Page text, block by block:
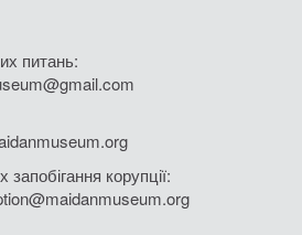
питань:
запобігання корупції: